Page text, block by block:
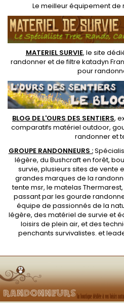
Le meilleur équipement de
MATERIEL SURVIE, le site
randonneret defiltre katadyn
pour
BLOG DE L'OURS DES SENTIERS,
comparatifs matériel outdoor,
randonner et
GROUPE RANDONNEURS :
légère, du Bushcraft en forêt,
survie, plusieurs sites de vente
grandes marques de la
tente msr, le matelas Thermarest,
passant par les gourde
équipe de passionnés de la
légère, des matériel de survie et
loisirs de plein air, et des
penchants survivalistes. et